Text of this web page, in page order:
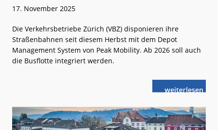
17. November 2025
Die Verkehrsbetriebe Zürich (VBZ) disponieren ihre
Straßenbahnen seit diesem Herbst mit dem Depot
Management System von Peak Mobility. Ab 2026 soll auch
die Busflotte integriert werden.
weiterlese
nZürich:
Depot-
Prozesse
mit
PEAK.DMS